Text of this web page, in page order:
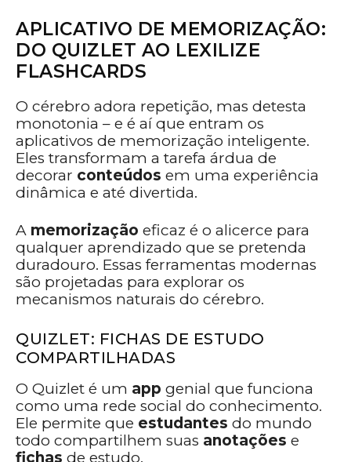
APLICATIVO DE MEMORIZAÇÃO:
DO QUIZLET AO LEXILIZE
FLASHCARDS
O cérebro adora repetição, mas detesta
monotonia – e é aí que entram os
aplicativos de memorização inteligente.
Eles transformam a tarefa árdua de
decorar conteúdos em uma experiência
dinâmica e até divertida.
A memorização eficaz é o alicerce para
qualquer aprendizado que se pretenda
duradouro. Essas ferramentas modernas
são projetadas para explorar os
mecanismos naturais do cérebro.
QUIZLET: FICHAS DE ESTUDO
COMPARTILHADAS
O Quizlet é um app genial que funciona
como uma rede social do conhecimento.
Ele permite que estudantes do mundo
todo compartilhem suas anotações e
fichas de estudo.